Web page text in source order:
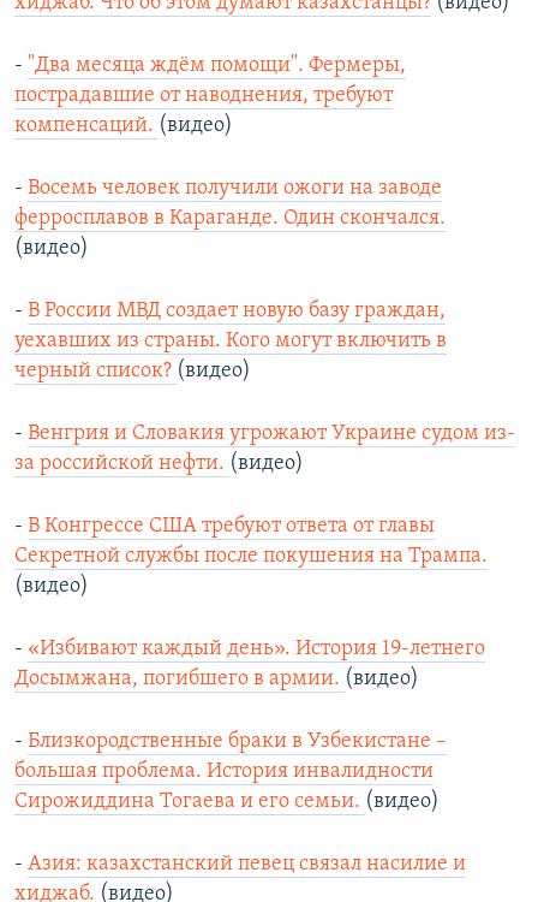
- "Два месяца ждём помощи". Фермеры,
пострадавшие от наводнения, требуют
компенсаций. (видео)
- Восемь человек получили ожоги на заводе
ферросплавов в Караганде. Один скончался.
(видео)
- В России МВД создает новую базу граждан,
уехавших из страны. Кого могут включить в
черный список? (видео)
- Венгрия и Словакия угрожают Украине судом из-
за российской нефти. (видео)
- В Конгрессе США требуют ответа от главы
Секретной службы после покушения на Трампа.
(видео)
- «Избивают каждый день». История 19-летнего
Досымжана, погибшего в армии. (видео)
- Близкородственные браки в Узбекистане –
большая проблема. История инвалидности
Сирожиддина Тогаева и его семьи. (видео)
- Азия: казахстанский певец связал насилие и
хиджаб. (видео)